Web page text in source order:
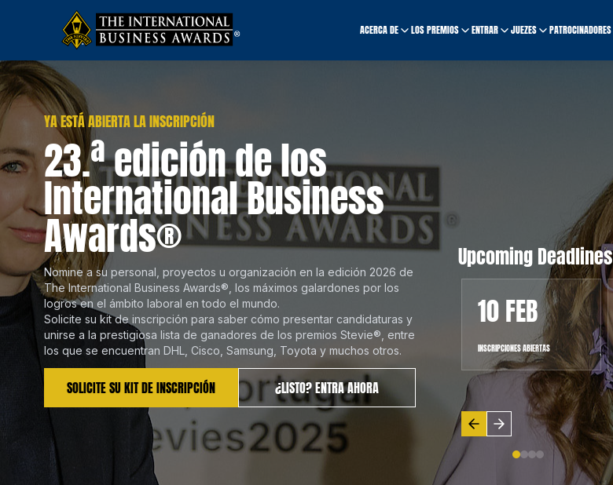
ACERCA DE LOS PREMIOS ENTRAR JUEZES PATROCINADORES
YA ESTÁ ABIERTA LA INSCRIPCIÓN
23.ª edición de los
International Business
Awards®
Nomine a su personal, proyectos u organización en la edición 2026 de
The International Business Awards®, los máximos galardones por los
logros en el ámbito laboral en todo el mundo.
Solicite su kit de inscripción para saber cómo presentar candidaturas y
unirse a la prestigiosa lista de ganadores de los premios Stevie®, entre
los que se encuentran DHL, Cisco, Samsung, Toyota y muchos otros.
SOLICITE SU KIT DE INSCRIPCIÓN ¿LISTO? ENTRA AHORA
Upcoming
13 AUG
COMIENZA LA VOTACIÓN PÚBLICA
PARA LOS PREMIOS STEVIE AWARDS
PEOPLE'S CHOICE.
11 SEP
FINALIZA LA VOTACIÓN PÚBLICA PARA
LOS PREMIOS STEVIE AWARDS
PEOPLE'S CHOICE.
OCT
BANQUETE DE ENTREGA DE PREMIOS,
LUGAR Y FECHA POR CONFIRMAR.
10 FEB
INSCRIPCIONES ABIERTAS